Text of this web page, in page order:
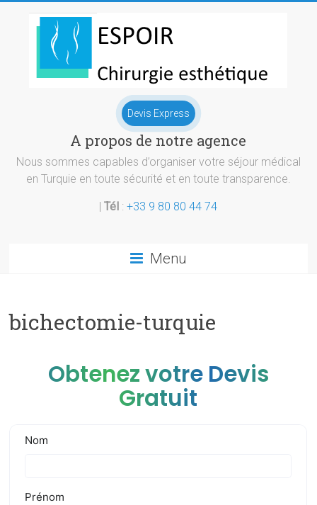
Chirurgie
esthetique
Turquie
Devis Express
A propos de notre agence
Nous sommes capables d’organiser votre séjour médical
en Turquie en toute sécurité et en toute transparence.
|Tél :+33 9 80 80 44 74
Menu
bichectomie-turquie
Obtenez votre Devis
Gratuit